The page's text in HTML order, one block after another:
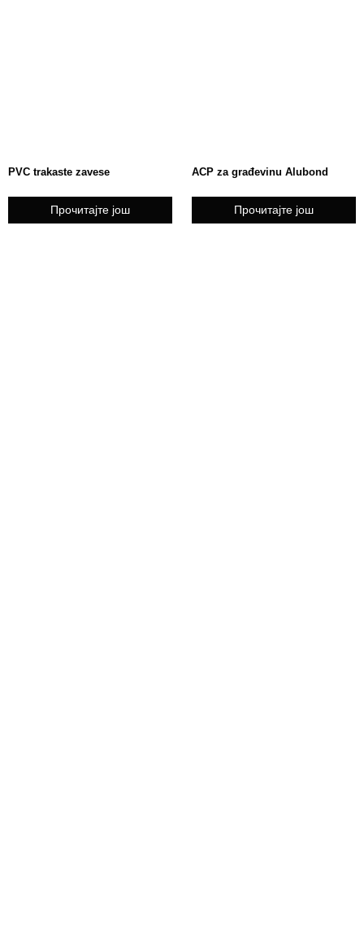
PVC trakaste zavese
Прочитајте још
ACP za građevinu Alubond
Прочитајте још